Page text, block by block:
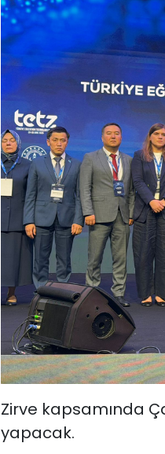
Zirve kapsamında
yapacak.